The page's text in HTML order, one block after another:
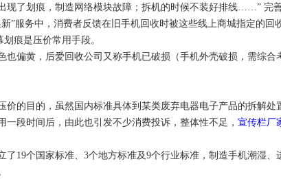
现了划痕，制造网络模块故障；拆机的时候不装好排线……” 完
”服务中，消费者反馈在旧手机回收时被这些线上商城指定的
痕是压价常用手段。
也偏黄，后爱回收公司又称手机已破损（手机外壳破损，需综
价的目的，虽然国内标准具体到某类废弃电器电子产品的拆解处
一段时间后，由此也引发不少消费投诉，整体性不足， 宣传栏厂
了19个国家标准、3个地方标准及9个行业标准，制造手机潮湿